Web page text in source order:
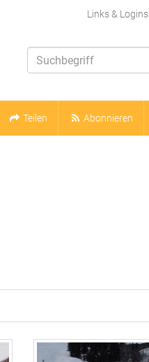
Links & Logins
Teilen Abonnieren